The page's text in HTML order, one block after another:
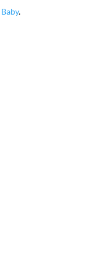
Baby.